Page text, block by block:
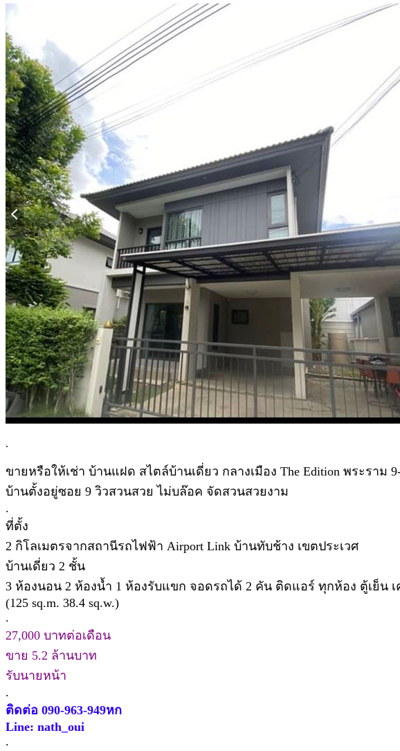
.
ขายหรือให้เช่า บ้านแฝด สไตล์บ้านเดี่ยว กลางเมือง The Edition พระราม
บ้านตั้งอยู่ซอย 9 วิวสวนสวย ไม่บล๊อค จัดสวนสวยงาม
.
ที่ตั้ง
2 กิโลเมตรจากสถานีรถไฟฟ้า Airport Link บ้านทับช้าง เขตประเวศ
บ้านเดี่ยว 2 ชั้น
3 ห้องนอน 2 ห้องน้ำ 1 ห้องรับแขก จอดรถได้ 2 คัน ติดแอร์ ทุกห้อง ตู้เย็น
(125 sq.m. 38.4 sq.w.)
.
27,000 บาทต่อเดือน
ขาย 5.2 ล้านบาท
รับนายหน้า
.
ติดต่อ 090-963-949หก
Line: nath_oui
.